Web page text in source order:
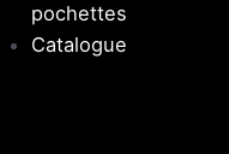
pochettes
Catalogue